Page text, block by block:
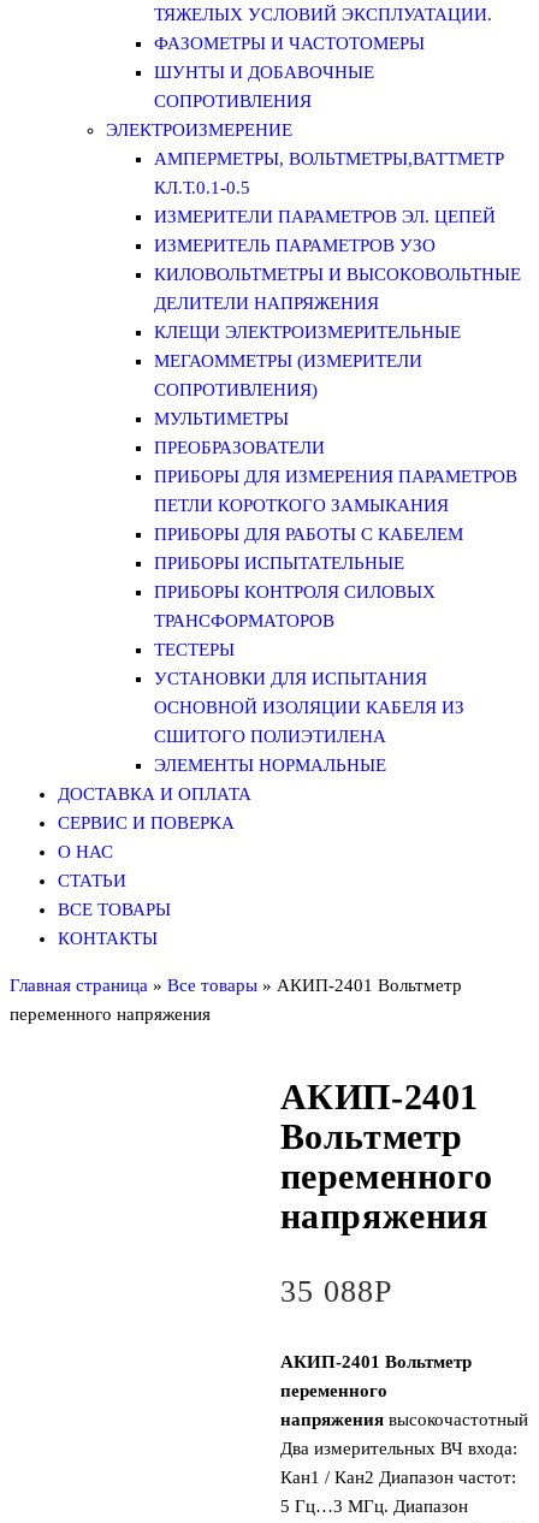
ТЯЖЕЛЫХ УСЛОВИЙ ЭКСПЛУАТАЦИИ.
ФАЗОМЕТРЫ И ЧАСТОТОМЕРЫ
ШУНТЫ И ДОБАВОЧНЫЕ
СОПРОТИВЛЕНИЯ
ЭЛЕКТРОИЗМЕРЕНИЕ
АМПЕРМЕТРЫ, ВОЛЬТМЕТРЫ,ВАТТМЕТР
КЛ.Т.0.1-0.5
ИЗМЕРИТЕЛИ ПАРАМЕТРОВ ЭЛ. ЦЕПЕЙ
ИЗМЕРИТЕЛЬ ПАРАМЕТРОВ УЗО
КИЛОВОЛЬТМЕТРЫ И ВЫСОКОВОЛЬТНЫЕ
ДЕЛИТЕЛИ НАПРЯЖЕНИЯ
КЛЕЩИ ЭЛЕКТРОИЗМЕРИТЕЛЬНЫЕ
МЕГАОММЕТРЫ (ИЗМЕРИТЕЛИ
СОПРОТИВЛЕНИЯ)
МУЛЬТИМЕТРЫ
ПРЕОБРАЗОВАТЕЛИ
ПРИБОРЫ ДЛЯ ИЗМЕРЕНИЯ ПАРАМЕТРОВ
ПЕТЛИ КОРОТКОГО ЗАМЫКАНИЯ
ПРИБОРЫ ДЛЯ РАБОТЫ С КАБЕЛЕМ
ПРИБОРЫ ИСПЫТАТЕЛЬНЫЕ
ПРИБОРЫ КОНТРОЛЯ СИЛОВЫХ
ТРАНСФОРМАТОРОВ
ТЕСТЕРЫ
УСТАНОВКИ ДЛЯ ИСПЫТАНИЯ
ОСНОВНОЙ ИЗОЛЯЦИИ КАБЕЛЯ ИЗ
СШИТОГО ПОЛИЭТИЛЕНА
ЭЛЕМЕНТЫ НОРМАЛЬНЫЕ
ДОСТАВКА И ОПЛАТА
СЕРВИС И ПОВЕРКА
О НАС
СТАТЬИ
ВСЕ ТОВАРЫ
КОНТАКТЫ
Главная страница » Все товары » АКИП-2401 Вольтметр
переменного напряжения
АКИП-2401
Вольтметр
переменного
напряжения
35 088Р
АКИП-2401 Вольтметр
переменного
напряжениявысокочастотный.
Два измерительных ВЧ входа:
Кан1 / Кан2 Диапазон частот:
5 Гц…3 МГц. Диапазон